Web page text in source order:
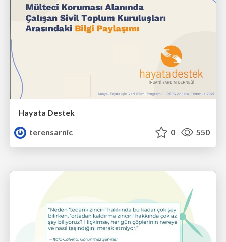
Hayata Destek
terensarnic
0 550